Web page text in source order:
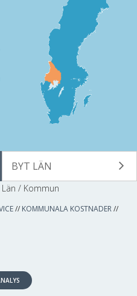
BYT LÄN
Län / Kommun
// KOMMUNALA KOSTNADER//